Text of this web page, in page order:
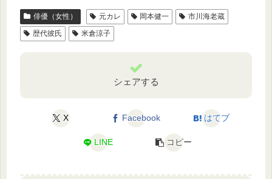
俳優（女性） 元カレ 岡本健一
市川海老蔵
歴代彼氏
米倉涼子
シェアする
X Facebook はてブ
LINE コピー